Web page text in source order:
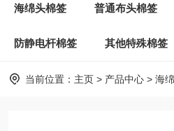
海绵头棉签 普通布头棉签
防静电杆棉签 其他特殊棉签
当前位置： 主页 > 产品中心 > 海